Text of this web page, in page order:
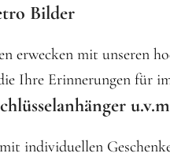
Bilder
erwecken mit unseren
Ihre Erinnerungen für
individuellen